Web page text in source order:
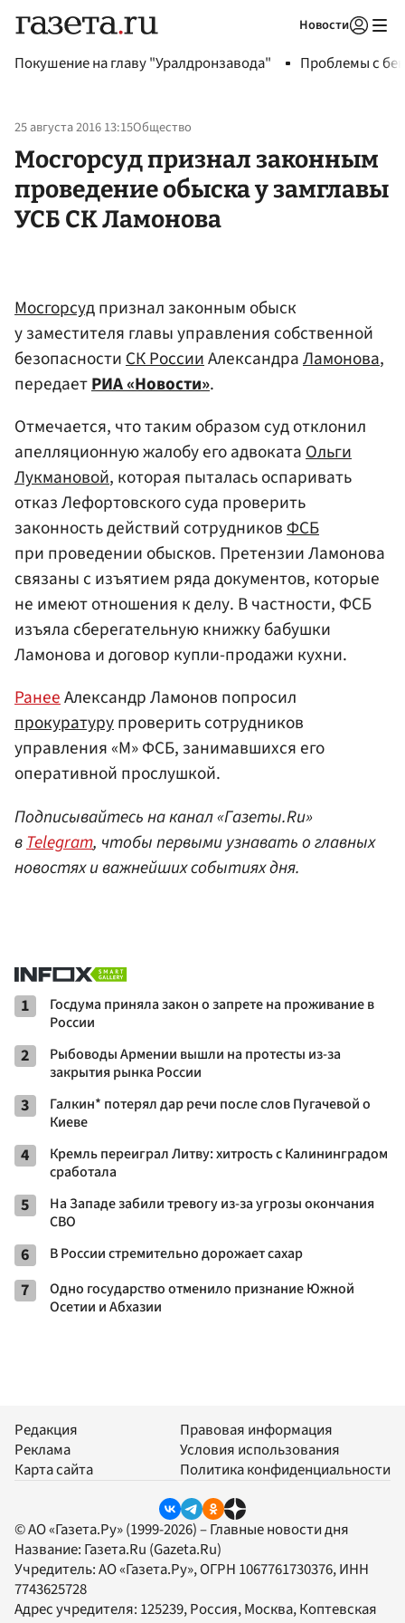
Новости
Покушение на главу "Уралдронзавода" Проблемы с
25 августа 2016 13:15Общество
Мосгорсуд признал законным
проведение обыска у замглавы
УСБ СК Ламонова
Мосгорсудпризнал законным обыск
у заместителя главы управления собственной
безопасностиСК РоссииАлександраЛамонова,
передаетРИА «Новости».
Отмечается, что таким образом суд отклонил
апелляционную жалобу его адвокатаОльги
Лукмановой, которая пыталась оспаривать
отказ Лефортовского суда проверить
законность действий сотрудниковФСБ
при проведении обысков. Претензии Ламонова
связаны с изъятием ряда документов, которые
не имеют отношения к делу. В частности, ФСБ
изъяла сберегательную книжку бабушки
Ламонова и договор купли-продажи кухни.
РанееАлександр Ламонов попросил
прокуратурупроверить сотрудников
управления «М» ФСБ, занимавшихся его
оперативной прослушкой.
Подписывайтесь на канал «Газеты.Ru»
вTelegram, чтобы первыми узнавать о главных
новостях и важнейших событиях дня.
1
Госдума приняла закон о запрете на проживание в
России
2
Рыбоводы Армении вышли на протесты из-за
закрытия рынка России
3
Галкин* потерял дар речи после слов Пугачевой о
Киеве
4
Кремль переиграл Литву: хитрость с Калининградом
сработала
5
На Западе забили тревогу из-за угрозы окончания
СВО
6 В России стремительно дорожает сахар
7
Одно государство отменило признание Южной
Осетии и Абхазии
Редакция
Реклама
Карта сайта
Правовая информация
Условия использования
Политика конфиденциальности
© АО «Газета.Ру» (1999-2026) – Главные новости дня
Название: Газета.Ru (Gazeta.Ru)
Учредитель:АО «Газета.Ру», ОГРН 1067761730376, ИНН
7743625728
Адрес учредителя: 125239, Россия, Москва, Коптевская